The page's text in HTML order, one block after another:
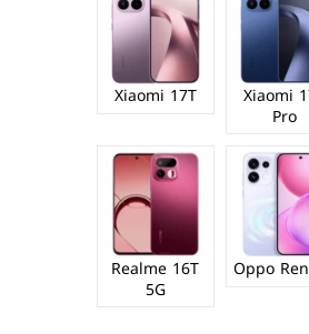
Xiaomi
Pro
Xiaomi 17T
Oppo
Realme 16T
5G